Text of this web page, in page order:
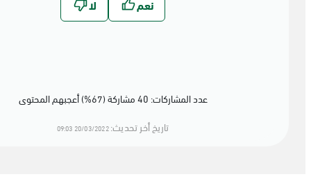
عدد المشاركات: 40 مشاركة (67%) أعجبهم المحتوى
تاريخ أخر تحديث:20/03/2022 09:03